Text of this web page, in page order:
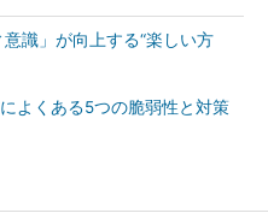
識」が向上する“楽しい方
よくある5つの脆弱性と対策